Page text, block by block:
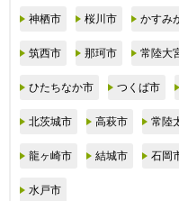
神栖市 桜川市 かすみ
筑西市 那珂市 常陸大
ひたちなか市 つくば市
北茨城市 高萩市 常陸
龍ヶ崎市 結城市 石岡
水戸市